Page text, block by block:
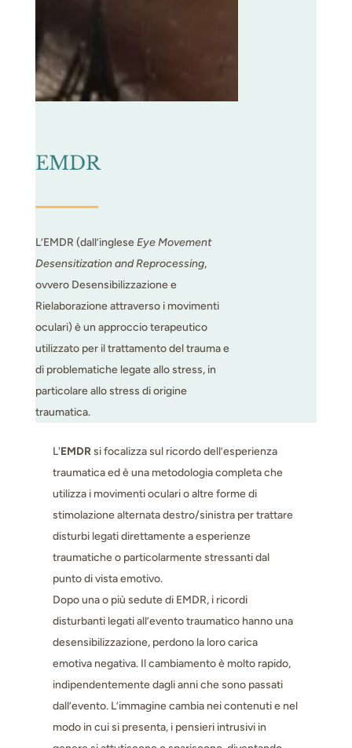
EMDR
L’EMDR (dall’ingleseEye Movement
Desensitization and Reprocessing,
ovvero Desensibilizzazione e
Rielaborazione attraverso i movimenti
oculari) è un approccio terapeutico
utilizzato per il trattamento del trauma e
di problematiche legate allo stress, in
particolare allo stress di origine
traumatica.
L'EMDRsi focalizza sul ricordo dell’esperienza
traumatica ed è una metodologia completa che
utilizza i movimenti oculari o altre forme di
stimolazione alternata destro/sinistra per trattare
disturbi legati direttamente a esperienze
traumatiche o particolarmente stressanti dal
punto di vista emotivo.
Dopo una o più sedute di EMDR, i ricordi
disturbanti legati all’evento traumatico hanno una
desensibilizzazione, perdono la loro carica
emotiva negativa. Il cambiamento è molto rapido,
indipendentemente dagli anni che sono passati
dall’evento. L’immagine cambia nei contenuti e nel
modo in cui si presenta, i pensieri intrusivi in